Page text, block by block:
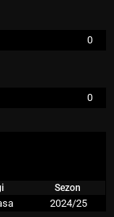
0
0
Sezon
2024/25